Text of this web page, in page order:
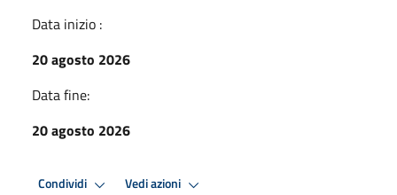
Data inizio :
20 agosto 2026
Data fine:
20 agosto 2026
Condividi Vedi azioni